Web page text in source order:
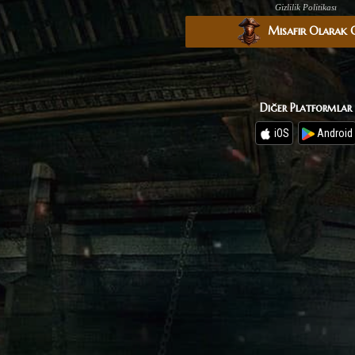
Gizlilik Politikası
Misafir Olarak
Diğer Platformlar
iOS Android